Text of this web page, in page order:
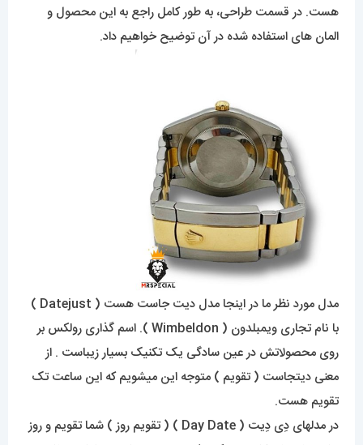
هست. در قسمت طراحی، به طور کامل راجع به این محصول و
المان های استفاده شده در آن توضیح خواهیم داد.
مدل مورد نظر ما در اینجا مدل دیت جاست هست ( Datejust )
با نام تجاری ویمبلدون ( Wimbeldon ). اسم گذاری رولکس بر
روی محصولاتش در عین سادگی یک تکنیک بسیار زیباست . از
معنی دیتجاست ( تقویم ) متوجه این میشویم که این ساعت تک
تقویم هست.
در مدلهای دِی دِیت ( Day Date ) ( تقویم روز ) شما تقویم و روز